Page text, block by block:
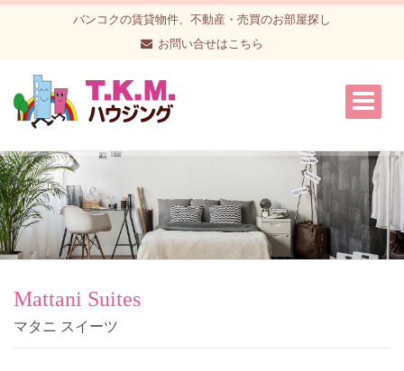
バンコクの賃貸物件、不動産・売買のお部屋探し
お問い合せはこちら
Mattani Suites
マタニ スイーツ